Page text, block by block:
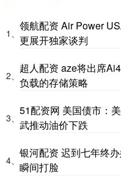
1、
领航配资 Air Power
更展开独家谈判
2、
超人配资 aze将出席
负载的存储策略
3、
51配资网 美国债市：
武推动油价下跌
4、
银河配资 迟到七年终
瞬间打脸